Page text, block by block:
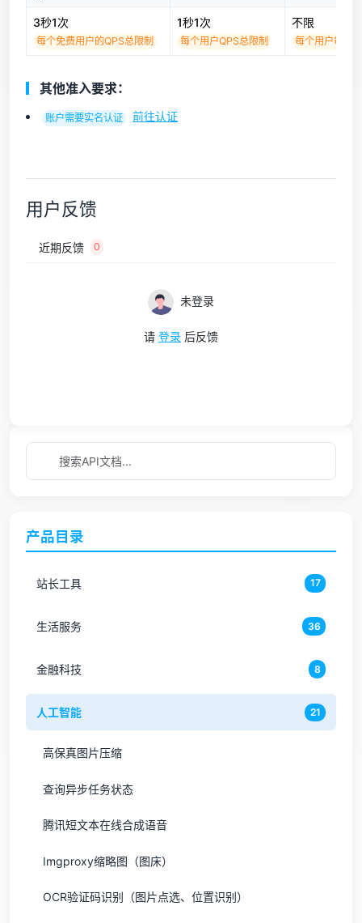
产品目录
站长工具 17
生活服务 36
金融科技 8
人工智能 21
高保真图片压缩
查询异步任务状态
腾讯短文本在线合成语音
Imgproxy缩略图（图床）
OCR验证码识别（图片点选、位置识别）
3秒1次
每个免费用户的QPS总限制
1秒1次
每个用户QPS总限制
不限
每个用户每日
其他准入要求：
账户需要实名认证 前往认证
用户反馈
近期反馈 0
未登录
请 登录 后反馈